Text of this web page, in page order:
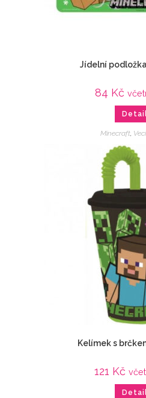
Jídelní
84 Kč
Minecraft,
Kelímek s
121 Kč